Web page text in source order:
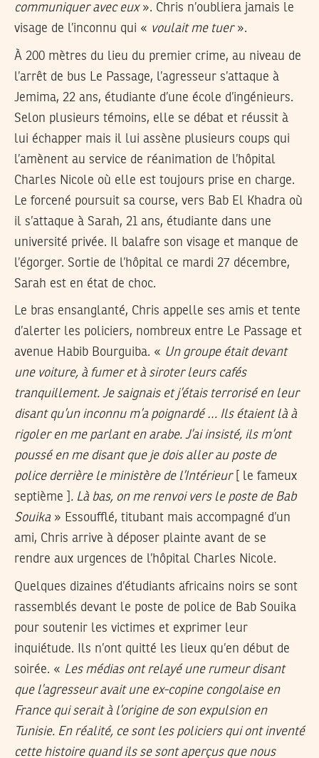
communiquer avec eux». Chris n’oubliera jamais le
visage de l’inconnu qui « voulait me tuer».
À 200 mètres du lieu du premier crime, au niveau de
l’arrêt de bus Le Passage, l’agresseur s’attaque à
Jemima, 22 ans, étudiante d’une école d’ingénieurs.
Selon plusieurs témoins, elle se débat et réussit à
lui échapper mais il lui assène plusieurs coups qui
l’amènent au service de réanimation de l’hôpital
Charles Nicole où elle est toujours prise en charge.
Le forcené poursuit sa course, vers Bab El Khadra où
il s’attaque à Sarah, 21 ans, étudiante dans une
université privée. Il balafre son visage et manque de
l’égorger. Sortie de l’hôpital ce mardi 27 décembre,
Sarah est en état de choc.
Le bras ensanglanté, Chris appelle ses amis et tente
d’alerter les policiers, nombreux entre Le Passage et
avenue Habib Bourguiba. « Un groupe était devant
une voiture, à fumer et à siroter leurs cafés
tranquillement. Je saignais et j’étais terrorisé en leur
disant qu’un inconnu m’a poignardé … Ils étaient là à
rigoler en me parlant en arabe. J’ai insisté, ils m’ont
poussé en me disant que je dois aller au poste de
police derrière le ministère de l’Intérieur[ le fameux
septième ] . Là bas, on me renvoi vers le poste de Bab
Souika » Essoufflé, titubant mais accompagné d’un
ami, Chris arrive à déposer plainte avant de se
rendre aux urgences de l’hôpital Charles Nicole.
Quelques dizaines d’étudiants africains noirs se sont
rassemblés devant le poste de police de Bab Souika
pour soutenir les victimes et exprimer leur
inquiétude. Ils n’ont quitté les lieux qu’en début de
soirée. « Les médias ont relayé une rumeur disant
que l’agresseur avait une ex-copine congolaise en
France qui serait à l’origine de son expulsion en
Tunisie. En réalité, ce sont les policiers qui ont inventé
cette histoire quand ils se sont aperçus que nous